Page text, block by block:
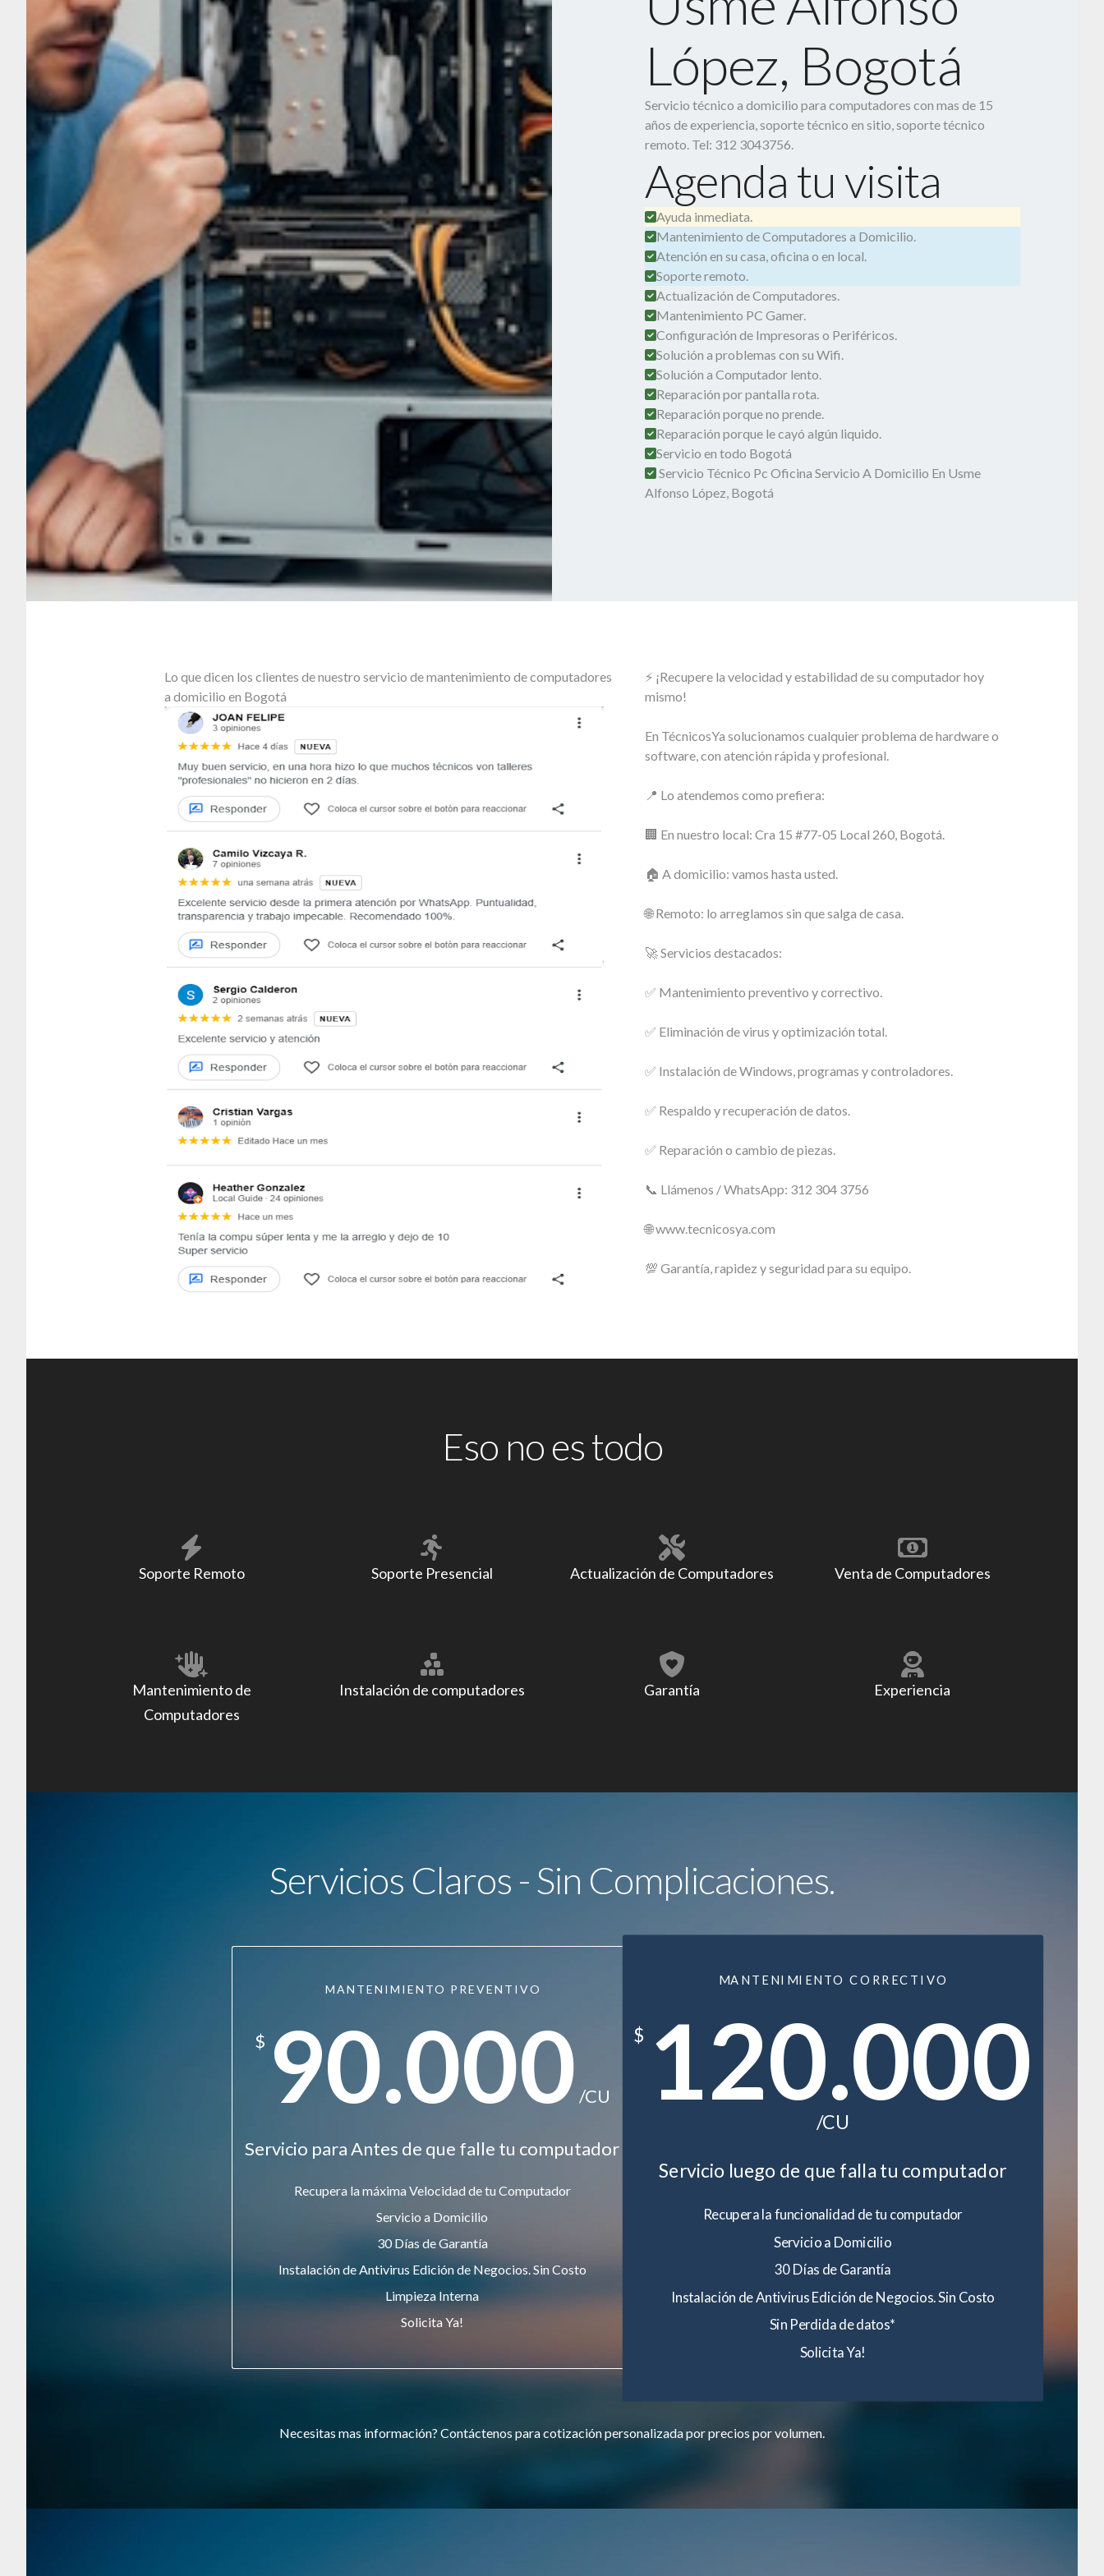
López, Bogotá
Servicio técnico a domicilio para computadores con mas de 15
años de experiencia, soporte técnico en sitio, soporte técnico
remoto. Tel: 312 3043756.
Agenda tu visita
Ayuda inmediata.
Mantenimiento de Computadores a Domicilio.
Atención en su casa, oficina o en local.
Soporte remoto.
Actualización de Computadores.
Mantenimiento PC Gamer.
Configuración de Impresoras o Periféricos.
Solución a problemas con su Wifi.
Solución a Computador lento.
Reparación por pantalla rota.
Reparación porque no prende.
Reparación porque le cayó algún liquido.
Servicio en todo Bogotá
Servicio Técnico Pc Oficina Servicio A Domicilio En Usme
Alfonso López, Bogotá
Lo que dicen los clientes de nuestro servicio de mantenimiento de computadores
a domicilio en Bogotá
⚡ ¡Recupere la velocidad y estabilidad de su computador hoy
mismo!
En TécnicosYa solucionamos cualquier problema de hardware o
software, con atención rápida y profesional.
📍 Lo atendemos como prefiera:
🏢 En nuestro local: Cra 15 #77-05 Local 260, Bogotá.
🏠 A domicilio: vamos hasta usted.
🌐 Remoto: lo arreglamos sin que salga de casa.
🚀 Servicios destacados:
✅ Mantenimiento preventivo y correctivo.
✅ Eliminación de virus y optimización total.
✅ Instalación de Windows, programas y controladores.
✅ Respaldo y recuperación de datos.
✅ Reparación o cambio de piezas.
📞 Llámenos / WhatsApp: 312 304 3756
🌐 www.tecnicosya.com
💯 Garantía, rapidez y seguridad para su equipo.
Eso no es todo
Soporte Remoto Soporte Presencial Actualización de Computadores Venta de Computadores
Mantenimiento de
Computadores
Instalación de computadores Garantía Experiencia
Servicios Claros - Sin Complicaciones.
MANTENIMIENTO PREVENTIVO
$ 90.000 /CU
Servicio para Antes de que falle tu computador
Recupera la máxima Velocidad de tu Computador
Servicio a Domicilio
30 Días de Garantía
Instalación de Antivirus Edición de Negocios. Sin Costo
Limpieza Interna
Solicita Ya!
MANTENIMIENTO CORRECTIVO
$ 120.000
/CU
Servicio luego de que falla tu computador
Recupera la funcionalidad de tu computador
Servicio a Domicilio
30 Días de Garantía
Instalación de Antivirus Edición de Negocios. Sin Costo
Sin Perdida de datos*
Solicita Ya!
Necesitas mas información? Contáctenos para cotización personalizada por precios por volumen.